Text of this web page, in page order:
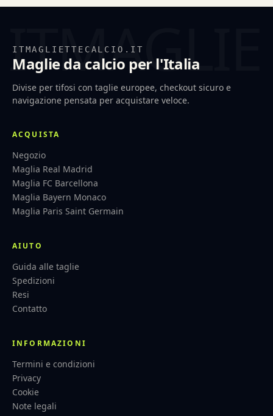
ITMAGLIETTECALCIO.IT
Maglie da calcio per l'Italia
Divise per tifosi con taglie europee, checkout sicuro e
navigazione pensata per acquistare veloce.
ACQUISTA
Negozio
Maglia Real Madrid
Maglia FC Barcellona
Maglia Bayern Monaco
Maglia Paris Saint Germain
AIUTO
Guida alle taglie
Spedizioni
Resi
Contatto
INFORMAZIONI
Termini e condizioni
Privacy
Cookie
Note legali